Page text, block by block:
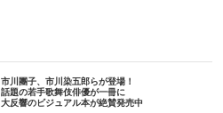
市川團子、市川染五郎らが登場！
話題の若手歌舞伎俳優が一冊に
大反響のビジュアル本が絶賛発売中